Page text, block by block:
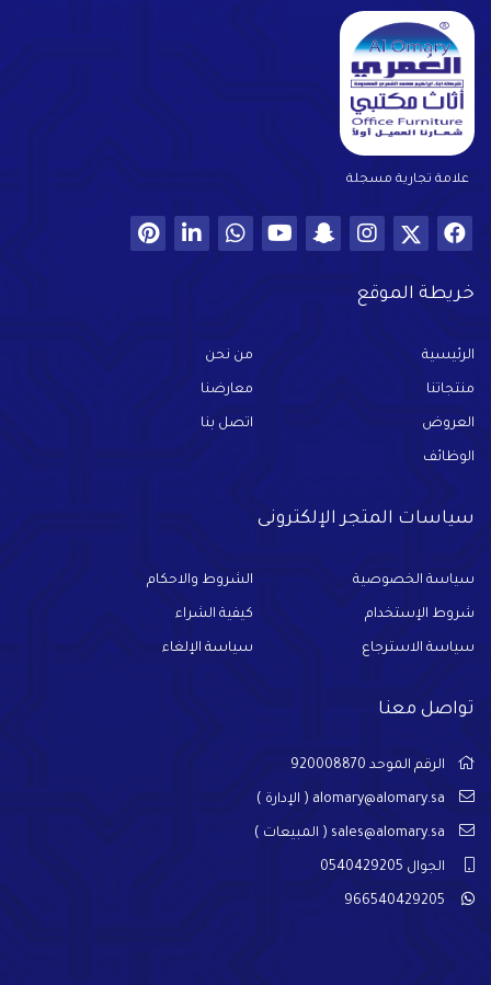
علامة تجارية مسجلة
خريطة الموقع
الرئيسية من نحن
منتجاتنا معارضنا
العروض اتصل بنا
الوظائف
سياسات المتجر الإلكترونى
سياسة الخصوصية الشروط والاحكام
شروط الإستخدام كيفية الشراء
سياسة الاسترجاع سياسة الإلغاء
تواصل معنا
الرقم الموحد 920008870
alomary@alomary.sa ( الإدارة )
sales@alomary.sa ( المبيعات )
الجوال 0540429205
966540429205